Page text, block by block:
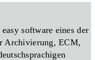
software eines der
Archivierung, ECM,